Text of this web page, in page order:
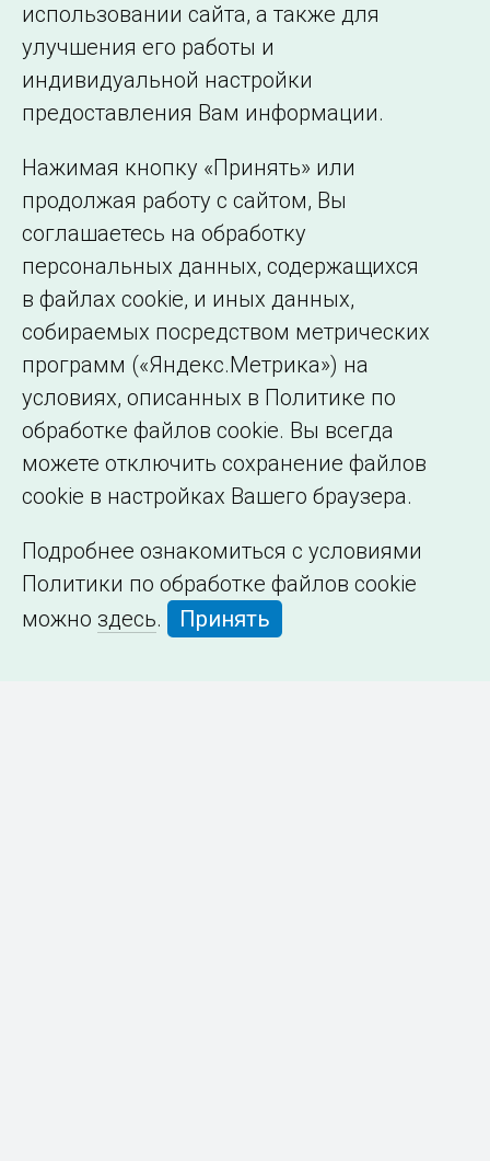
Подписаться на новости
©2005–2026 АО «СО ЕЭС»
Филиалы и
представительства
образовательной
организации
использовании сайта, а также для
улучшения его работы и
индивидуальной настройки
предоставления Вам информации.
Нажимая кнопку «Принять» или
продолжая работу с сайтом, Вы
соглашаетесь на обработку
персональных данных, содержащихся
в файлах cookie, и иных данных,
собираемых посредством метрических
программ («Яндекс.Метрика») на
условиях, описанных в Политике по
обработке файлов cookie. Вы всегда
можете отключить сохранение файлов
cookie в настройках Вашего браузера.
Подробнее ознакомиться с условиями
Политики по обработке файлов cookie
можно здесь. Принять